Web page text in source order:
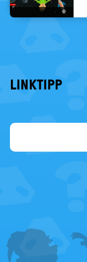
©
LINKTIPP
FOOTER
MENU